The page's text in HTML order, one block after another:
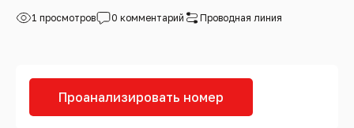
1 просмотров 0 комментарий Проводная линия
Проанализировать номер